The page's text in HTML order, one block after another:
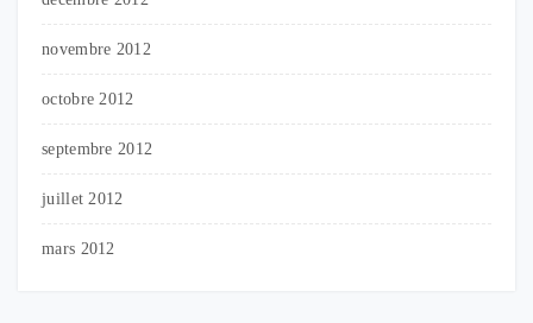
novembre 2012
octobre 2012
septembre 2012
juillet 2012
mars 2012